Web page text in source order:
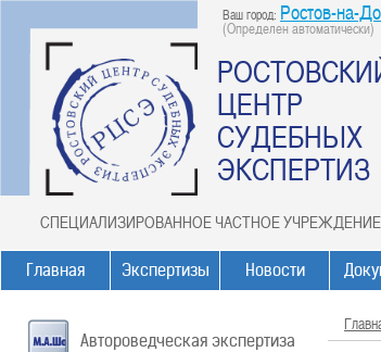
Ваш город: Ростов-на-
(Определен автоматически)
ЦЕНТР
СУДЕБНЫХ
ЭКСПЕРТИЗ
СПЕЦИАЛИЗИРОВАННОЕ ЧАСТНОЕ УЧРЕЖДЕНИЕ
Главная Экспертизы Новости
Автороведческая экспертиза